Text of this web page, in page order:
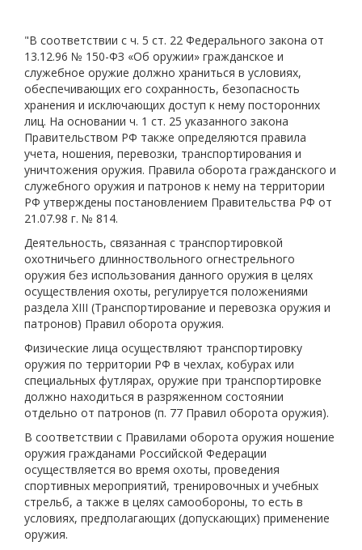
"В соответствии с ч. 5 ст. 22 Федерального закона от
13.12.96 № 150-ФЗ «Об оружии» гражданское и
служебное оружие должно храниться в условиях,
обеспечивающих его сохранность, безопасность
хранения и исключающих доступ к нему посторонних
лиц. На основании ч. 1 ст. 25 указанного закона
Правительством РФ также определяются правила
учета, ношения, перевозки, транспортирования и
уничтожения оружия. Правила оборота гражданского и
служебного оружия и патронов к нему на территории
РФ утверждены постановлением Правительства РФ от
21.07.98 г. № 814.
Деятельность, связанная с транспортировкой
охотничьего длинноствольного огнестрельного
оружия без использования данного оружия в целях
осуществления охоты, регулируется положениями
раздела XIII (Транспортирование и перевозка оружия и
патронов) Правил оборота оружия.
Физические лица осуществляют транспортировку
оружия по территории РФ в чехлах, кобурах или
специальных футлярах, оружие при транспортировке
должно находиться в разряженном состоянии
отдельно от патронов (п. 77 Правил оборота оружия).
В соответствии с Правилами оборота оружия ношение
оружия гражданами Российской Федерации
осуществляется во время охоты, проведения
спортивных мероприятий, тренировочных и учебных
стрельб, а также в целях самообороны, то есть в
условиях, предполагающих (допускающих) применение
оружия.